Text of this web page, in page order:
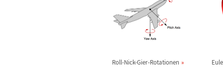
Roll-Nick-Gier-Rotationen